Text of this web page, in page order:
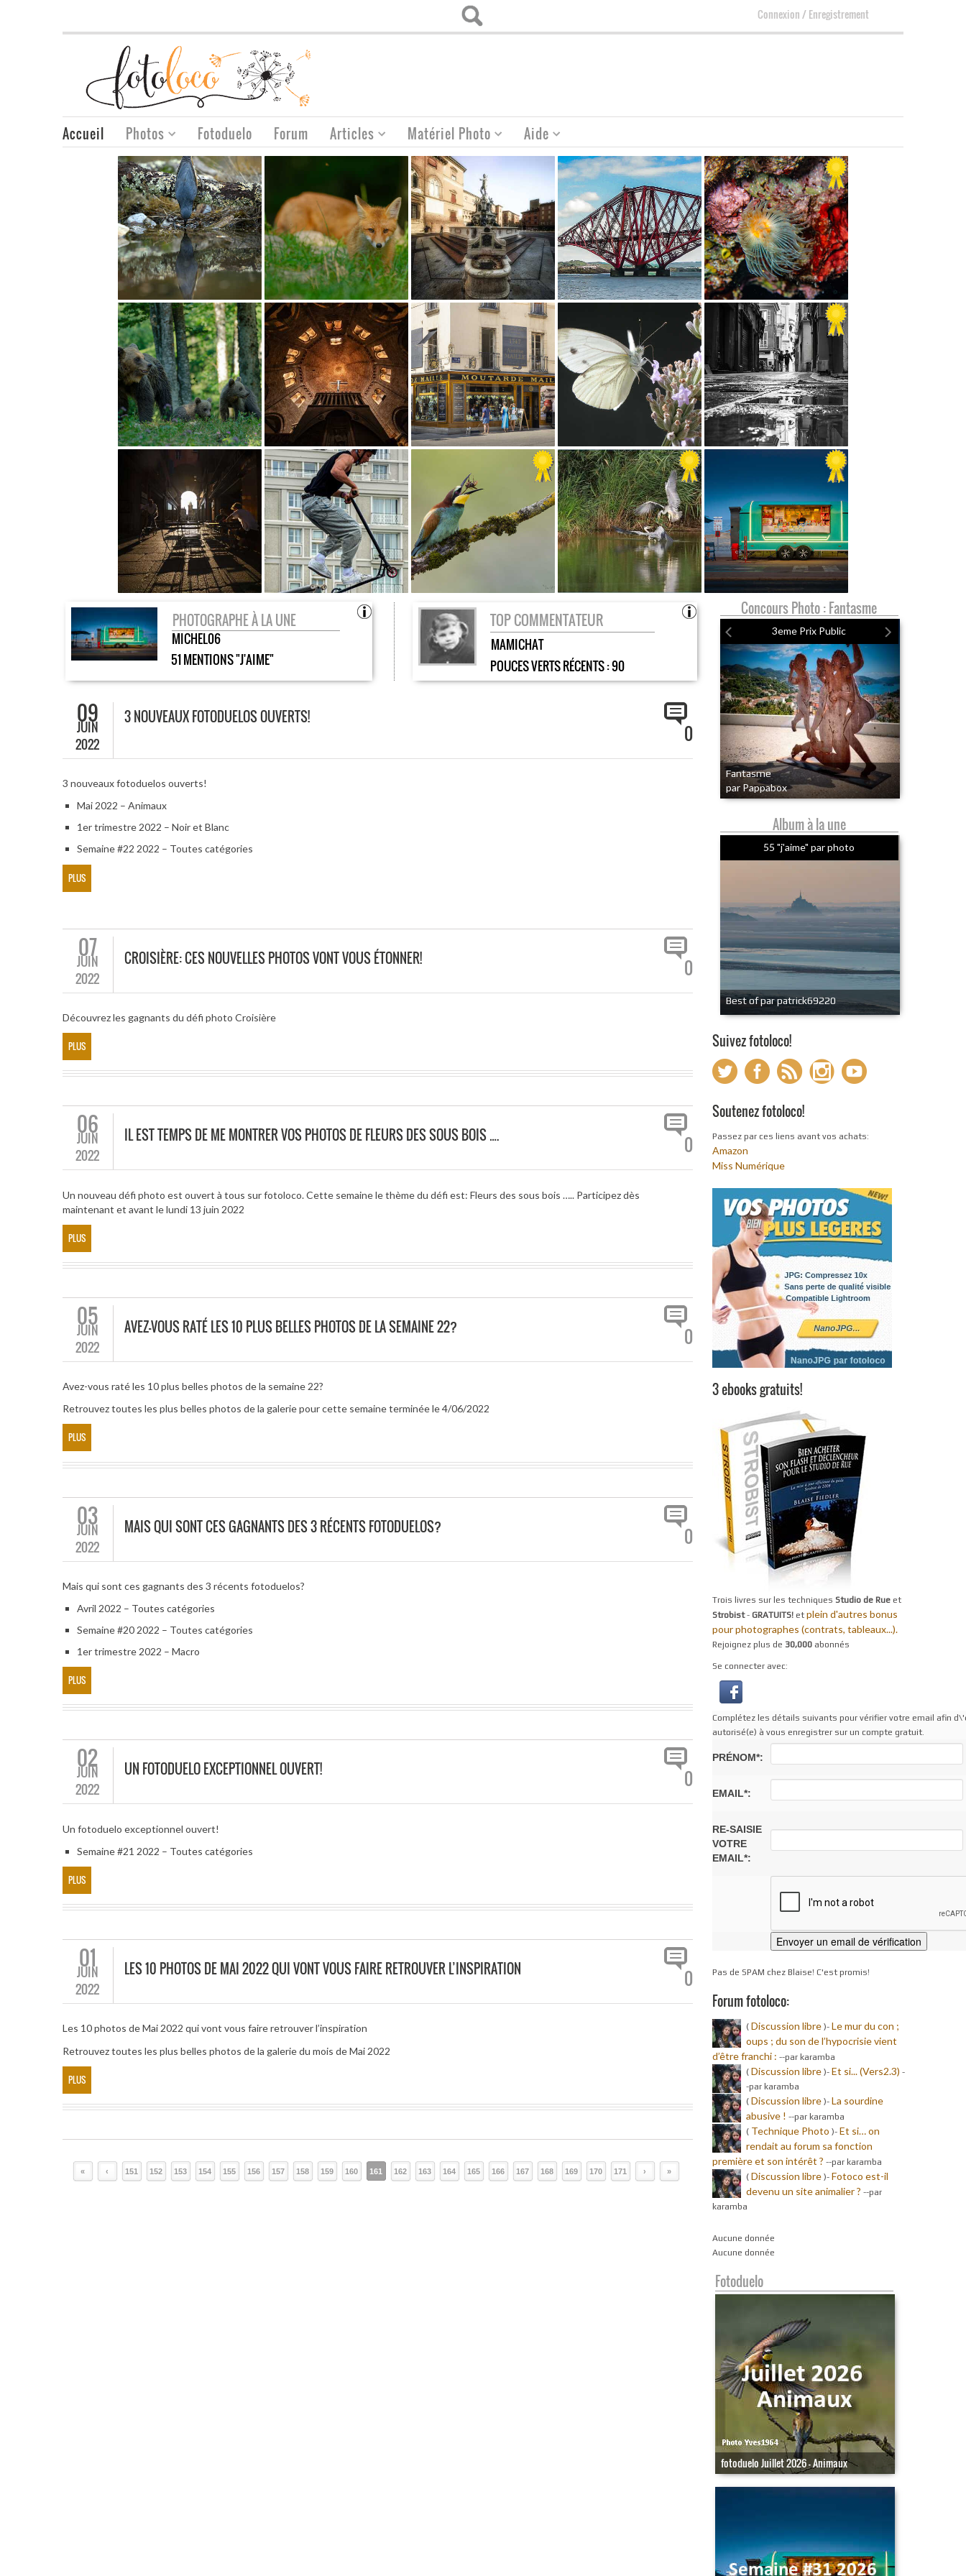
Connexion/Enregistrement
Accueil Photos Fotoduelo Forum Articles Matériel Photo Aide
PHOTOGRAPHE À LA UNE
MICHEL06
51 MENTIONS "J'AIME"
TOP COMMENTATEUR
MAMICHAT
POUCES VERTS RÉCENTS :90
09
JUIN
2022
3 NOUVEAUX FOTODUELOS OUVERTS!
0
3 nouveaux fotoduelos ouverts!
Mai 2022 – Animaux
1er trimestre 2022 – Noir et Blanc
Semaine #22 2022 – Toutes catégories
PLUS
07
JUIN
2022
CROISIÈRE: CES NOUVELLES PHOTOS VONT VOUS ÉTONNER! 0
Découvrez les gagnants du défi photo Croisière
PLUS
06
JUIN
2022
IL EST TEMPS DE ME MONTRER VOS PHOTOS DE FLEURS DES SOUS BOIS …. 0
Un nouveau défi photo est ouvert à tous sur fotoloco. Cette semaine le thème du défi est: Fleurs des sous bois ….. Participez dès
maintenant et avant le lundi 13 juin 2022
PLUS
05
JUIN
2022
AVEZ-VOUS RATÉ LES 10 PLUS BELLES PHOTOS DE LA SEMAINE 22? 0
Avez-vous raté les 10 plus belles photos de la semaine 22?
Retrouvez toutes les plus belles photos de la galerie pour cette semaine terminée le 4/06/2022
PLUS
03
JUIN
2022
MAIS QUI SONT CES GAGNANTS DES 3 RÉCENTS FOTODUELOS? 0
Mais qui sont ces gagnants des 3 récents fotoduelos?
Avril 2022 – Toutes catégories
Semaine #20 2022 – Toutes catégories
1er trimestre 2022 – Macro
PLUS
02
JUIN
2022
UN FOTODUELO EXCEPTIONNEL OUVERT! 0
Un fotoduelo exceptionnel ouvert!
Semaine #21 2022 – Toutes catégories
PLUS
01
JUIN
2022
LES 10 PHOTOS DE MAI 2022 QUI VONT VOUS FAIRE RETROUVER L’INSPIRATION 0
Les 10 photos de Mai 2022 qui vont vous faire retrouver l’inspiration
Retrouvez toutes les plus belles photos de la galerie du mois de Mai 2022
PLUS
« ‹ 151 152 153 154 155 156 157 158 159 160 161 162 163 164 165 166 167 168 169 170 171 › »
Concours Photo : Fantasme
3eme Prix Public
Fantasme
par Pappabox
Album à la une
55 "j'aime" par photo
Best of par patrick69220
Suivez fotoloco!
Soutenez fotoloco!
Passez par ces liens avant vos achats:
Amazon
Miss Numérique
3 ebooks gratuits!
Trois livres sur les techniques Studio de Rueet
Strobist- GRATUITS! et plein d'autres bonus
pour photographes (contrats, tableaux...).
Rejoignez plus de 30,000abonnés
Se connecter avec:
Complétez les détails suivants pour vérifier votre email afin
autorisé(e) à vous enregistrer sur un compte gratuit.
PRÉNOM*:
EMAIL*:
RE-SAISIE
VOTRE
EMAIL*:
Pas de SPAM chez Blaise! C'est promis!
Forum fotoloco:
( Discussion libre)- Le mur du con ;
oups ; du son de l’hypocrisie vient
d’être franchi : --par karamba
( Discussion libre)- Et si... (Vers2.3) -
-par karamba
( Discussion libre)- La sourdine
abusive ! --par karamba
( Technique Photo )- Et si… on
rendait au forum sa fonction
première et son intérêt ? --par karamba
( Discussion libre)- Fotoco est-il
devenu un site animalier ? --par
karamba
Aucune donnée
Aucune donnée
Fotoduelo
fotoduelo Juillet 2026 - Animaux